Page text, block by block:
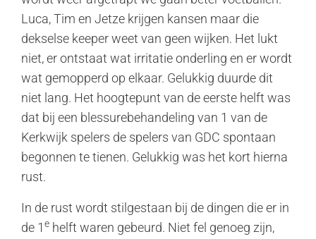
Luca, Tim en Jetze krijgen kansen maar die
dekselse keeper weet van geen wijken. Het lukt
niet, er ontstaat wat irritatie onderling en er wordt
wat gemopperd op elkaar. Gelukkig duurde dit
niet lang. Het hoogtepunt van de eerste helft was
dat bij een blessurebehandeling van 1 van de
Kerkwijk spelers de spelers van GDC spontaan
begonnen te tienen. Gelukkig was het kort hierna
rust.
In de rust wordt stilgestaan bij de dingen die er in
de 1 e helft waren gebeurd. Niet fel genoeg zijn,